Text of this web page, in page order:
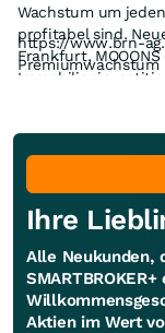
Wachstum um jeden Preis, nur dort wo die Hotels dauerhaft
profitabel sind. Neue Projekte in Düsseldorf, Wien und
Frankfurt, MOOONS expandiert, alles Asset-light ohne hohe
Immobilieninvestitionen. Wien wächst, MHP
zwar im richtigen
https://www.brn-
Premiumwachstum
Ihre
Alle Neukunden,
Aktien im Wert